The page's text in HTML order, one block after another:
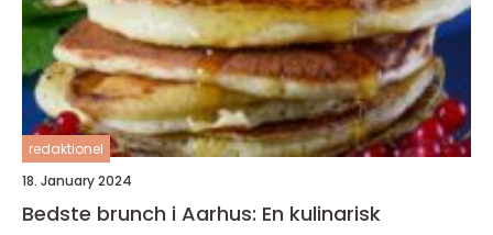
redaktionel
18. January 2024
Bedste brunch i Aarhus: En kulinarisk